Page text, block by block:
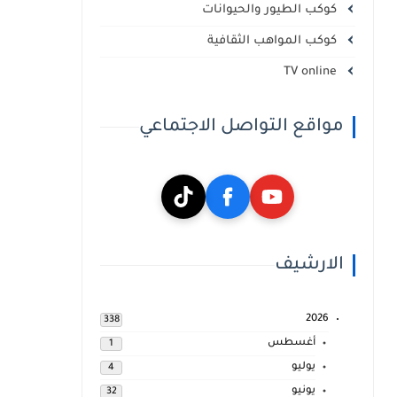
كوكب الطيور والحيوانات
كوكب المواهب الثقافية
مواقع التواصل الاجتماعي
الارشيف
2026
338
أغسطس 1
يوليو 4
يونيو 32